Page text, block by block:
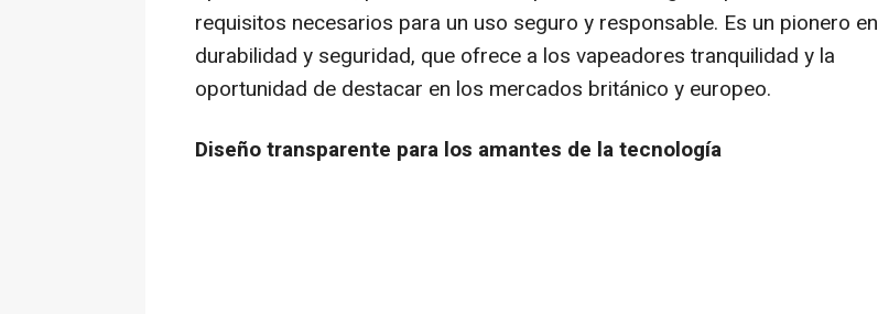
requisitos necesarios para un uso seguro y responsable. Es un pionero en
durabilidad y seguridad, que ofrece a los vapeadores tranquilidad y la
oportunidad de destacar en los mercados británico y europeo.
Diseño transparente para los amantes de la tecnología